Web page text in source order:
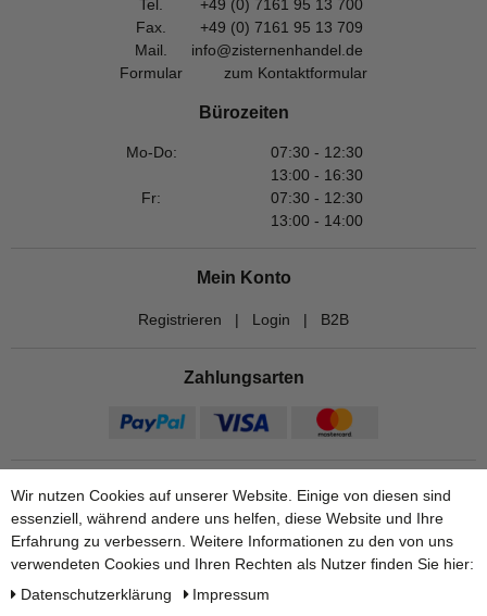
Tel.
+49 (0) 7161 95 13 700
Fax.
+49 (0) 7161 95 13 709
Mail.
info@zisternenhandel.de
Formular
zum Kontaktformular
Bürozeiten
Mo-Do:
07:30 - 12:30
13:00 - 16:30
Fr:
07:30 - 12:30
13:00 - 14:00
Mein Konto
Registrieren | Login | B2B
Zahlungsarten
Versandarten
Wir nutzen Cookies auf unserer Website. Einige von diesen sind
essenziell, während andere uns helfen, diese Website und Ihre
Erfahrung zu verbessern. Weitere Informationen zu den von uns
verwendeten Cookies und Ihren Rechten als Nutzer finden Sie hier:
Daten­schutz­erklärung
Impressum